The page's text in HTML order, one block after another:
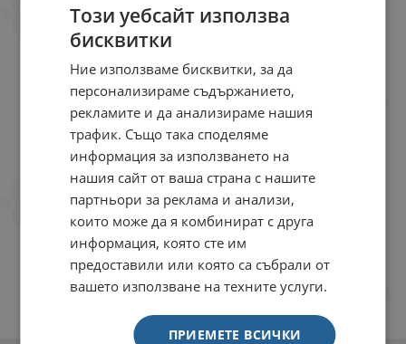
Този уебсайт използва
бисквитки
Ние използваме бисквитки, за да
персонализираме съдържанието,
рекламите и да анализираме нашия
трафик. Също така споделяме
информация за използването на
нашия сайт от ваша страна с нашите
партньори за реклама и анализи,
които може да я комбинират с друга
информация, която сте им
предоставили или която са събрали от
вашето използване на техните услуги.
ПРИЕМЕТЕ ВСИЧКИ